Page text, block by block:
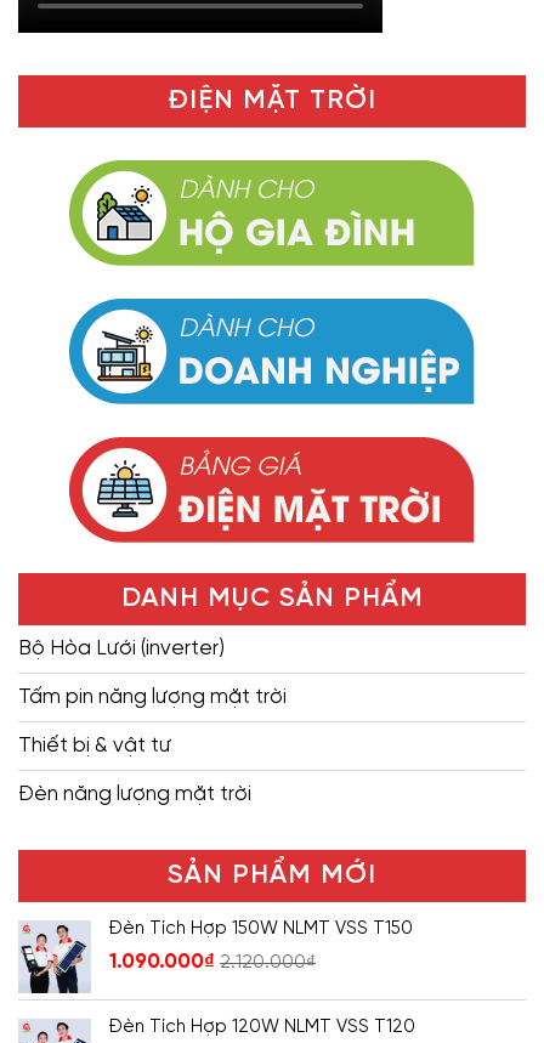
ĐIỆN MẶT TRỜI
DANH MỤC SẢN PHẨM
Bộ Hòa Lưới (inverter)
Tấm pin năng lượng mặt trời
Thiết bị & vật tư
Đèn năng lượng mặt trời
SẢN PHẨM MỚI
Đèn Tích Hợp 150W NLMT VSS T150
1.090.000₫ 2.120.000₫
Đèn Tích Hợp 120W NLMT VSS T120